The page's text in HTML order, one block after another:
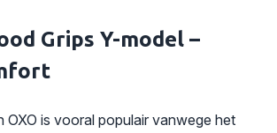
Grips Y-model –
OXO is vooral populair vanwege het